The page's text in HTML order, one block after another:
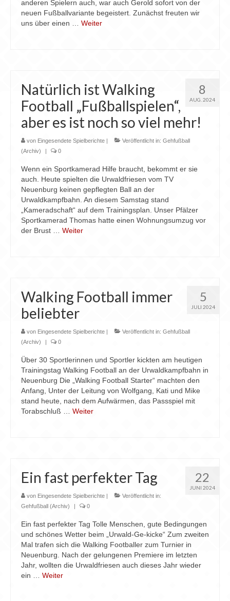
anderen Spielern auch, war auch Gerold sofort von der
neuen Fußballvariante begeistert. Zunächst freuten wir
uns über einen … Weiter
8
AUG. 2024
Natürlich ist Walking
Football „Fußballspielen“,
aber es ist noch so viel mehr!
von Eingesendete Spielberichte | Veröffentlicht in: Gehfußball
(Archiv)
| 0
Wenn ein Sportkamerad Hilfe braucht, bekommt er sie
auch. Heute spielten die Urwaldfriesen vom TV
Neuenburg keinen gepflegten Ball an der
Urwaldkampfbahn. An diesem Samstag stand
„Kameradschaft“ auf dem Trainingsplan. Unser Pfälzer
Sportkamerad Thomas hatte einen Wohnungsumzug vor
der Brust … Weiter
5
JULI 2024
Walking Football immer
beliebter
von Eingesendete Spielberichte | Veröffentlicht in: Gehfußball
(Archiv)
| 0
Über 30 Sportlerinnen und Sportler kickten am heutigen
Trainingstag Walking Football an der Urwaldkampfbahn in
Neuenburg Die „Walking Football Starter“ machten den
Anfang, Unter der Leitung von Wolfgang, Kati und Mike
stand heute, nach dem Aufwärmen, das Passspiel mit
Torabschluß … Weiter
22
JUNI 2024
Ein fast perfekter Tag
von Eingesendete Spielberichte |
Veröffentlicht in:
Gehfußball (Archiv)
| 0
Ein fast perfekter Tag Tolle Menschen, gute Bedingungen
und schönes Wetter beim „Urwald-Ge-kicke“ Zum zweiten
Mal trafen sich die Walking Footballer zum Turnier in
Neuenburg. Nach der gelungenen Premiere im letzten
Jahr, wollten die Urwaldfriesen auch dieses Jahr wieder
ein … Weiter